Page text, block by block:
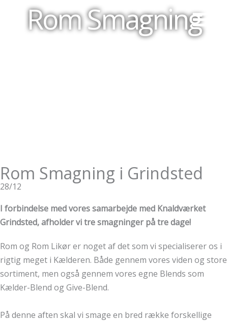
indholdetRom Smagning
Rom Smagning i Grindsted
28/12
I forbindelse med vores samarbejde med Knaldværket
Grindsted, afholder vi tre smagninger på tre dage!
Rom og Rom Likør er noget af det som vi specialiserer os i
rigtig meget i Kælderen. Både gennem vores viden og store
sortiment, men også gennem vores egne Blends som
Kælder-Blend og Give-Blend.
På denne aften skal vi smage en bred række forskellige